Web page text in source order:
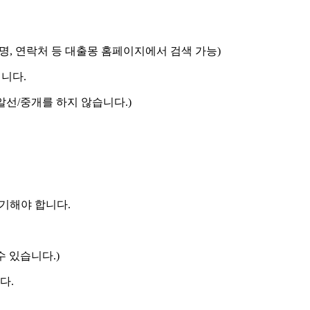
, 연락처 등 대출몽 홈페이지에서 검색 가능)
다.
선/중개를 하지 않습니다.)
해야 합니다.
있습니다.)
.